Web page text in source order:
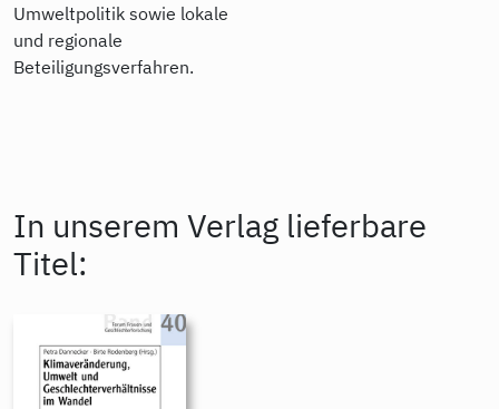
Umweltpolitik sowie lokale
und regionale
Beteiligungsverfahren.
In unserem Verlag lieferbare
Titel: